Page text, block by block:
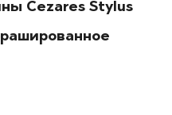
Cezares Stylus